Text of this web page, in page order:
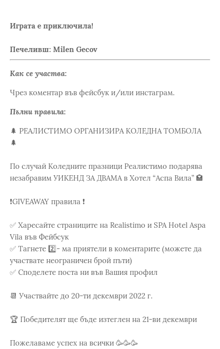
Играта е приключила!
Печеливш: Milen Gecov
Как се участва:
Чрез коментар във фейсбук и/или инстаграм.
Пълни правила:
🌲 РЕАЛИСТИМО ОРГАНИЗИРА КОЛЕДНА ТОМБОЛА
🌲
По случай Коледните празници Реалистимо подарява
незабравим УИКЕНД ЗА ДВАМА в Хотел “Аспа Вила” 🏩
❗️GIVEAWAY правила ❗️
✅ Харесайте страниците на Realistimo и SPA Hotel Aspa
Vila във Фейбсук
✅ Тагнете 2️⃣- ма приятели в коментарите (можете да
участвате неограничен брой пъти)
✅ Споделете поста ни във Вашия профил
📆 Участвайте до 20-ти декември 2022 г.
🏆 Победителят ще бъде изтеглен на 21-ви декември
Пожелаваме успех на всички 🥳🥳🥳